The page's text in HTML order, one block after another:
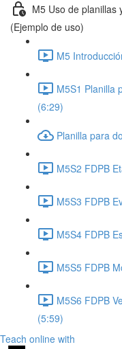
M5 Uso de planillas
(Ejemplo de uso)
M5
M5S1 Planilla
(6:29)
Planilla para
M5S2 FDPB
M5S3 FDPB
M5S4 FDPB
M5S5 FDPB
M5S6 FDPB
(5:59)
Teach online with